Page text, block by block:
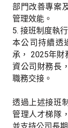
部門改善專案
管理效能。
5. 接班制度執
本公司持續透
承， 2025年財
資公司財務長
職務交接。
透過上述接班
管理人才梯隊